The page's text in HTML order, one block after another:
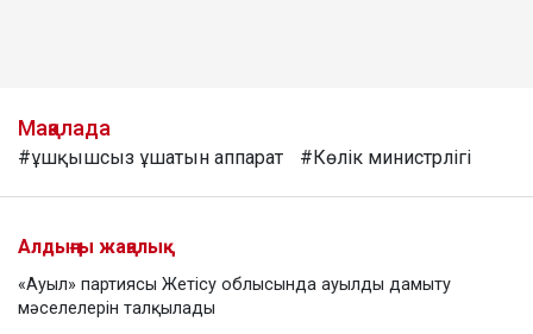
Мақалада
#ұшқышсыз ұшатын аппарат #Көлік министрлігі
Алдыңғы жаңалық
«Ауыл» партиясы Жетісу облысында ауылды дамыту
мәселелерін талқылады